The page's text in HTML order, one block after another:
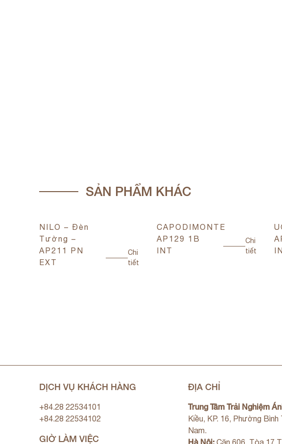
SẢN PHẨM KHÁC
NILO – Đèn
Tường –
AP211 PN
EXT
Chi
tiết
CAPODIMONTE
AP129 1B
INT
Chi
tiết
DỊCH VỤ KHÁCH HÀNG
+84.28 22534101
+84.28 22534102
GIỜ LÀM VIỆC
ĐỊA CHỈ
Trung Tâm Trải Nghiệm
Kiều, KP. 16, Phường Bình
Nam.
Hà Nội:Căn 606, Tòa 17